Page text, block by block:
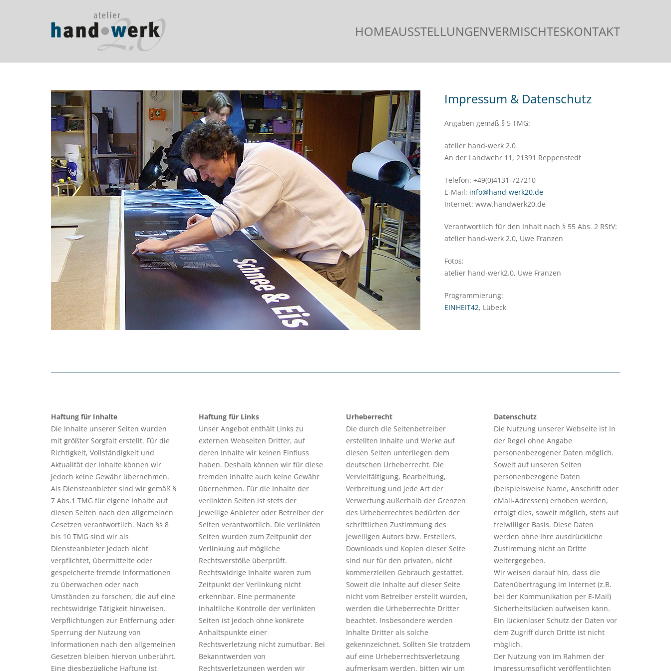
HOMEAUSSTELLUNGENVERMISCHTESKONTAKT
Impressum & Datenschutz
Angaben gemäß § 5 TMG:
atelier hand-werk 2.0
An der Landwehr 11, 21391 Reppenstedt
Telefon: +49(0)4131-727210
E-Mail: info@hand-werk20.de
Internet: www.handwerk20.de
Verantwortlich für den Inhalt nach § 55 Abs. 2 RStV:
atelier hand-werk 2.0, Uwe Franzen
Fotos:
atelier hand-werk2.0, Uwe Franzen
Programmierung:
EINHEIT42, Lübeck
Haftung für Inhalte
Die Inhalte unserer Seiten wurden
mit größter Sorgfalt erstellt. Für die
Richtigkeit, Vollständigkeit und
Aktualität der Inhalte können wir
jedoch keine Gewähr übernehmen.
Als Diensteanbieter sind wir gemäß §
7 Abs.1 TMG für eigene Inhalte auf
diesen Seiten nach den allgemeinen
Gesetzen verantwortlich. Nach §§ 8
bis 10 TMG sind wir als
Diensteanbieter jedoch nicht
verpflichtet, übermittelte oder
gespeicherte fremde Informationen
zu überwachen oder nach
Umständen zu forschen, die auf eine
rechtswidrige Tätigkeit hinweisen.
Verpflichtungen zur Entfernung oder
Sperrung der Nutzung von
Informationen nach den allgemeinen
Gesetzen bleiben hiervon unberührt.
Eine diesbezügliche Haftung ist
Haftung für Links
Unser Angebot enthält Links zu
externen Webseiten Dritter, auf
deren Inhalte wir keinen Einfluss
haben. Deshalb können wir für diese
fremden Inhalte auch keine Gewähr
übernehmen. Für die Inhalte der
verlinkten Seiten ist stets der
jeweilige Anbieter oder Betreiber der
Seiten verantwortlich. Die verlinkten
Seiten wurden zum Zeitpunkt der
Verlinkung auf mögliche
Rechtsverstöße überprüft.
Rechtswidrige Inhalte waren zum
Zeitpunkt der Verlinkung nicht
erkennbar. Eine permanente
inhaltliche Kontrolle der verlinkten
Seiten ist jedoch ohne konkrete
Anhaltspunkte einer
Rechtsverletzung nicht zumutbar. Bei
Bekanntwerden von
Rechtsverletzungen werden wir
Urheberrecht
Die durch die Seitenbetreiber
erstellten Inhalte und Werke auf
diesen Seiten unterliegen dem
deutschen Urheberrecht. Die
Vervielfältigung, Bearbeitung,
Verbreitung und jede Art der
Verwertung außerhalb der Grenzen
des Urheberrechtes bedürfen der
schriftlichen Zustimmung des
jeweiligen Autors bzw. Erstellers.
Downloads und Kopien dieser Seite
sind nur für den privaten, nicht
kommerziellen Gebrauch gestattet.
Soweit die Inhalte auf dieser Seite
nicht vom Betreiber erstellt wurden,
werden die Urheberrechte Dritter
beachtet. Insbesondere werden
Inhalte Dritter als solche
gekennzeichnet. Sollten Sie trotzdem
auf eine Urheberrechtsverletzung
aufmerksam werden, bitten wir um
Datenschutz
Die Nutzung unserer Webseite ist in
der Regel ohne Angabe
personenbezogener Daten möglich.
Soweit auf unseren Seiten
personenbezogene Daten
(beispielsweise Name, Anschrift oder
eMail-Adressen) erhoben werden,
erfolgt dies, soweit möglich, stets auf
freiwilliger Basis. Diese Daten
werden ohne Ihre ausdrückliche
Zustimmung nicht an Dritte
weitergegeben.
Wir weisen darauf hin, dass die
Datenübertragung im Internet (z.B.
bei der Kommunikation per E-Mail)
Sicherheitslücken aufweisen kann.
Ein lückenloser Schutz der Daten vor
dem Zugriff durch Dritte ist nicht
möglich.
Der Nutzung von im Rahmen der
Impressumspflicht veröffentlichten